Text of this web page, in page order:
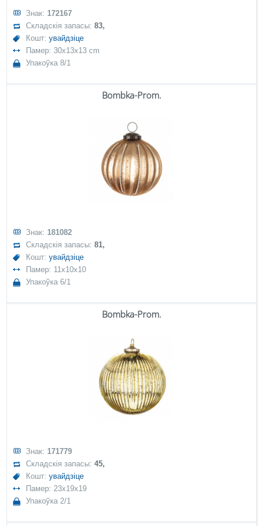
Знак: 172167
Складскія запасы:83,
Кошт:увайдзіце
Памер: 30x13x13 cm
Упакоўка 8/1
Bombka-Prom.
Знак: 181082
Складскія запасы:81,
Кошт:увайдзіце
Памер: 11x10x10
Упакоўка 6/1
Bombka-Prom.
Знак: 171779
Складскія запасы:45,
Кошт:увайдзіце
Памер: 23x19x19
Упакоўка 2/1